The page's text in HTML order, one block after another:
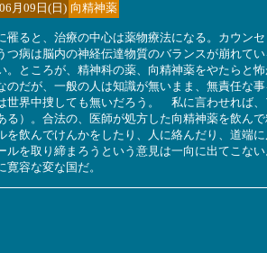
月09日(日) 向精神薬
罹ると、治療の中心は薬物療法になる。カウン
つ病は脳内の神経伝達物質のバランスが崩れて
。ところが、精神科の薬、向精神薬をやたらと
のだが、一般の人は知識が無いまま、無責任な
世界中捜しても無いだろう。 私に言わせれば
る）。合法の、医師が処方した向精神薬を飲ん
を飲んでけんかをしたり、人に絡んだり、道端
ルを取り締まろうという意見は一向に出てこな
寛容な変な国だ。